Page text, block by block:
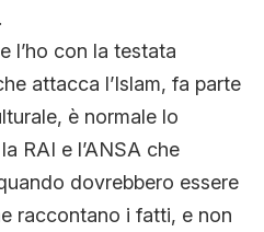
l’ho con la testata
attacca l’Islam, fa parte
è normale lo
RAI e l’ANSA che
dovrebbero essere
raccontano i fatti, e non